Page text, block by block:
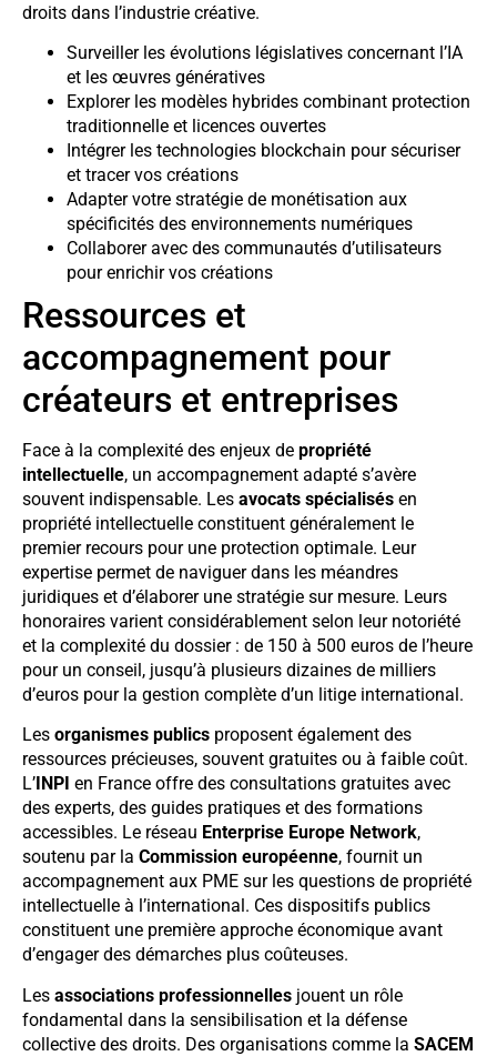
droits dans l’industrie créative.
Surveiller les évolutions législatives concernant l’IA
et les œuvres génératives
Explorer les modèles hybrides combinant protection
traditionnelle et licences ouvertes
Intégrer les technologies blockchain pour sécuriser
et tracer vos créations
Adapter votre stratégie de monétisation aux
spécificités des environnements numériques
Collaborer avec des communautés d’utilisateurs
pour enrichir vos créations
Ressources et
accompagnement pour
créateurs et entreprises
Face à la complexité des enjeux de propriété
intellectuelle, un accompagnement adapté s’avère
souvent indispensable. Les avocats spécialisés en
propriété intellectuelle constituent généralement le
premier recours pour une protection optimale. Leur
expertise permet de naviguer dans les méandres
juridiques et d’élaborer une stratégie sur mesure. Leurs
honoraires varient considérablement selon leur notoriété
et la complexité du dossier : de 150 à 500 euros de l’heure
pour un conseil, jusqu’à plusieurs dizaines de milliers
d’euros pour la gestion complète d’un litige international.
Les organismes publics proposent également des
ressources précieuses, souvent gratuites ou à faible coût.
L’ INPI en France offre des consultations gratuites avec
des experts, des guides pratiques et des formations
accessibles. Le réseau Enterprise Europe Network,
soutenu par la Commission européenne, fournit un
accompagnement aux PME sur les questions de propriété
intellectuelle à l’international. Ces dispositifs publics
constituent une première approche économique avant
d’engager des démarches plus coûteuses.
Les associations professionnelles jouent un rôle
fondamental dans la sensibilisation et la défense
collective des droits. Des organisations comme la SACEM